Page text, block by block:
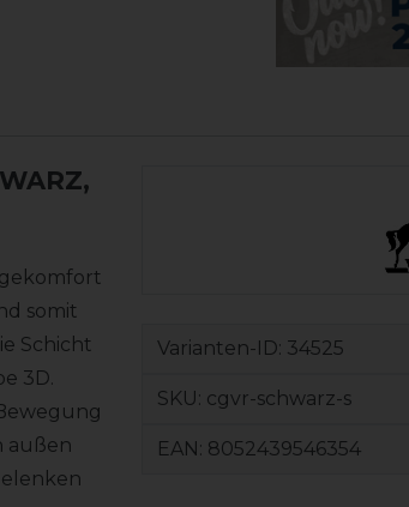
somit
Schicht
3D.
außen
Varianten-ID: 34525
SKU: cgvr-schwarz-s
EAN: 8052439546354